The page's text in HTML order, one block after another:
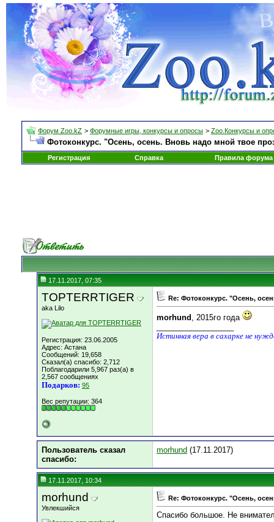
Форум Zoo.kZ > Форумные игры, конкурсы и опросы > Zoo.Конкурсы и
Фотоконкурс. "Осень, осень. Вновь надо мной твое
Регистрация Справка Правила форума
17.11.2017, 07:35
TOPTERRTIGER
aka Lilo
Регистрация: 23.06.2005
Адрес: Астана
Сообщений: 19,658
Сказал(а) спасибо: 2,712
Поблагодарили 5,967 раз(а) в
2,567 сообщениях
Подарков: 95
Вес репутации: 364
Re: Фотоконкурс. "Осень,
morhund , 2015го года
Истинная вера в сахарке не
Пользователь сказал
cпасибо:
morhund (17.11.2017)
17.11.2017, 10:34
morhund
Увлекшийся
Re: Фотоконкурс. "Осень,
Спасибо большое. Не